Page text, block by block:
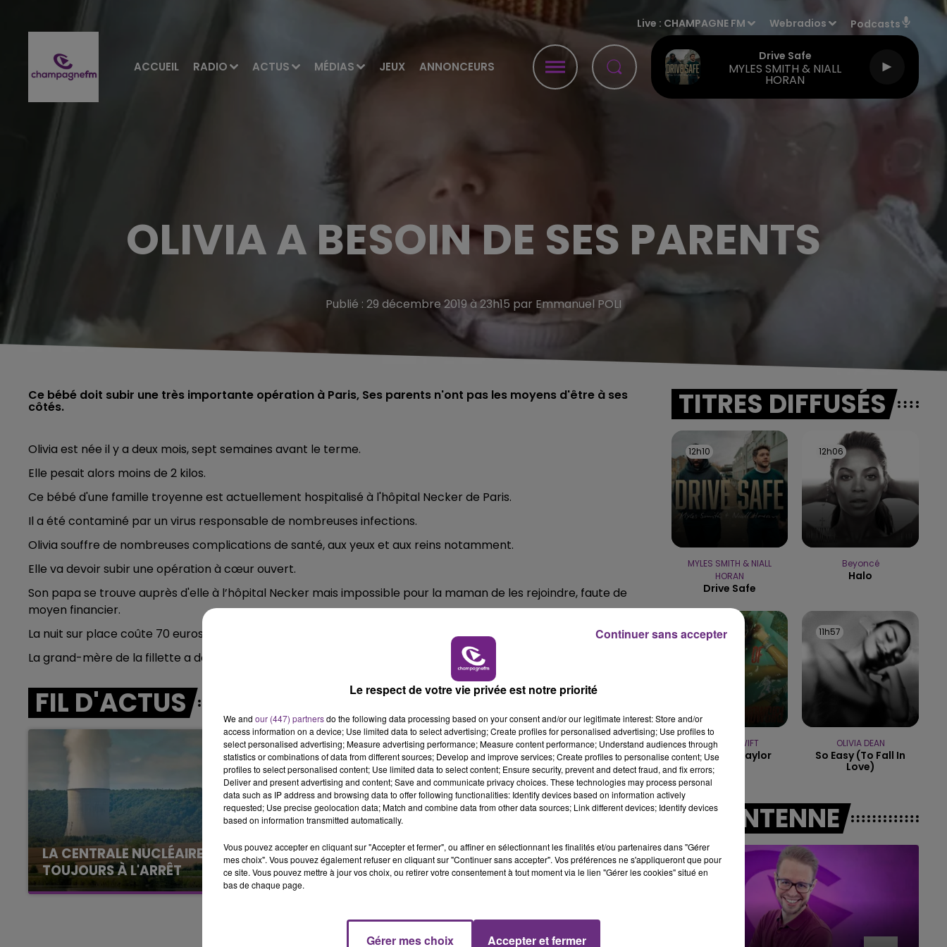
ACCUEIL RADIO ACTUS MÉDIAS JEUX ANNONCEURS
Live : CHAMPAGNE FM Webradios Podcasts
Drive Safe
MYLES SMITH & NIALL
HORAN
11h00 - 16h00 16h00 - 20h00
LE WEEK-END CHAMPAGNE FM
OLIVIA A BESOIN DE SES PARENTS
Publié : 29 décembre 2019 à 23h15 par Emmanuel POLI
Ce bébé doit subir une très importante opération à Paris, Ses parents n'ont pas les moyens d'être à ses
côtés.
Olivia est née il y a deux mois, sept semaines avant le terme.
Elle pesait alors moins de 2 kilos.
Ce bébé d'une famille troyenne est actuellement hospitalisé à l'hôpital Necker de Paris.
Il a été contaminé par un virus responsable de nombreuses infections.
Olivia souffre de nombreuses complications de santé, aux yeux et aux reins notamment.
Elle va devoir subir une opération à cœur ouvert.
Son papa se trouve auprès d'elle à l’hôpital Necker mais impossible pour la maman de les rejoindre, faute de
moyen financier.
La nuit sur place coûte 70 euros.
La grand-mère de la fillette a donc lancé une
cagnotte sur la plateforme leetchipour aider le couple.
FIL D'ACTUS
LA CENTRALE NUCLÉAIRE DE CHOOZ
TOUJOURS À L'ARRÊT
Cela fait déjà une semaine que la centrale
LE MAGASIN JOUÉCLUB DE REIMS FERME
SES PORTES
fermer ses portes.
TITRES DIFFUSÉS
12h10
12h10
MYLES SMITH & NIALL
HORAN
Drive Safe
12h06
12h06
Beyoncé
Halo
12h03
12h03
TAYLOR SWIFT
Elizabeth Taylor
11h57
11h57
OLIVIA DEAN
So Easy (to Fall In
Love)
A L'ANTENNE
Le respect de votre vie privée est notre priorité
We and our (447) partnersdo the following data processing based on your consent and/or our legitimate interest: Store and/or
access information on a device; Use limited data to select advertising; Create profiles for personalised advertising; Use profiles to
select personalised advertising; Measure advertising performance; Measure content performance; Understand audiences through
statistics or combinations of data from different sources; Develop and improve services; Create profiles to personalise content; Use
profiles to select personalised content; Use limited data to select content; Ensure security, prevent and detect fraud, and fix errors;
Deliver and present advertising and content; Save and communicate privacy choices. These technologies may process personal
data such as IP address and browsing data to offer following functionalities: Identify devices based on information actively
requested; Use precise geolocation data; Match and combine data from other data sources; Link different devices; Identify devices
based on information transmitted automatically.
Vous pouvez accepter en cliquant sur "Accepter et fermer", ou affiner en sélectionnant les finalités et/ou partenaires dans "Gérer
mes choix". Vous pouvez également refuser en cliquant sur "Continuer sans accepter". Vos préférences ne s'appliqueront que pour
ce site. Vous pouvez mettre à jour vos choix, ou retirer votre consentement à tout moment via le lien "Gérer les cookies" situé en
bas de chaque page.
Gérer mes choix Accepter et fermer
Continuer sans accepter